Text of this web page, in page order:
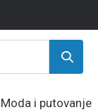
Moda i putovanje